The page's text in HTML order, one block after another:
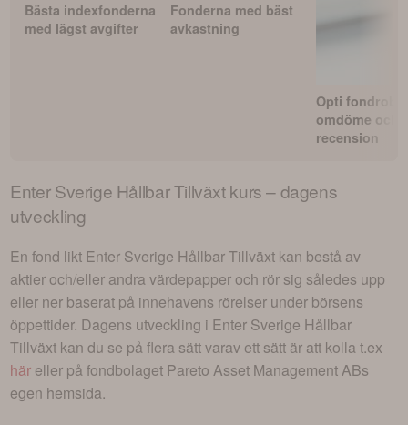
Bästa indexfonderna
med lägst avgifter
Fonderna med bäst
avkastning
Opti
omdöme och
recension
Enter Sverige Hållbar Tillväxtkurs – dagens
utveckling
En fond likt Enter Sverige Hållbar Tillväxt kan bestå av
aktier och/eller andra värdepapper och rör sig således upp
eller ner baserat på innehavens rörelser under börsens
öppettider. Dagens utveckling i Enter Sverige Hållbar
Tillväxt kan du se på flera sätt varav ett sätt är att kolla t.ex
här eller på fondbolaget Pareto Asset Management ABs
egen hemsida.